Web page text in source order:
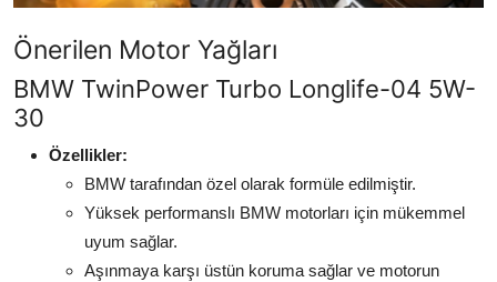
Önerilen Motor Yağları
BMW TwinPower Turbo Longlife-04 5W-
30
Özellikler:
BMW tarafından özel olarak formüle edilmiştir.
Yüksek performanslı BMW motorları için mükemmel
uyum sağlar.
Aşınmaya karşı üstün koruma sağlar ve motorun